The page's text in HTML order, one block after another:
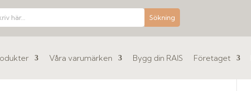
Våra varumärken Bygg din RAIS Företaget